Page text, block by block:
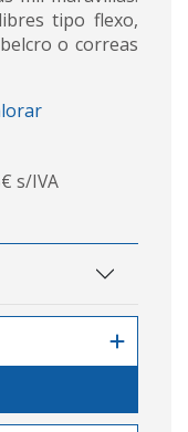
tipo flexo,
o correas
s/IVA